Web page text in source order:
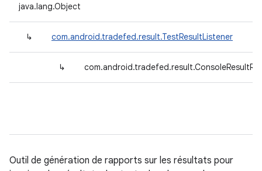
java.lang.Object
↳ com.android.tradefed.result.TestResultListener
↳
Outil de génération de rapports sur les résultats pour